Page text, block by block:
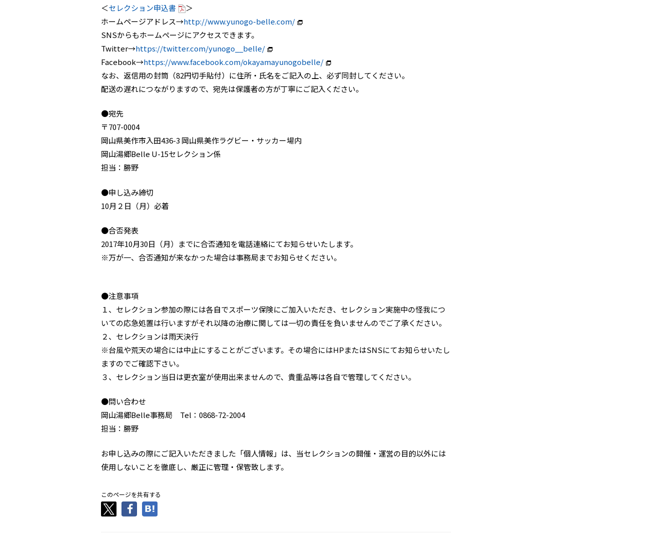
＜セレクション申込書
＞
ホームページアドレス→http://www.yunogo-belle.com/
SNSからもホームページにアクセスできます。
Twitter→https://twitter.com/yunogo__belle/
Facebook→https://www.facebook.com/okayamayunogobelle/
なお、返信用の封筒（82円切手貼付）に住所・氏名をご記入の上、必ず同封してください。
配送の遅れにつながりますので、宛先は保護者の方が丁寧にご記入ください。
●宛先
〒707-0004
岡山県美作市入田436-3 岡山県美作ラグビー・サッカー場内
岡山湯郷Belle U-15セレクション係
担当：勝野
●申し込み締切
10月２日（月）必着
●合否発表
2017年10月30日（月）までに合否通知を電話連絡にてお知らせいたします。
※万が一、合否通知が来なかった場合は事務局までお知らせください。
●注意事項
１、セレクション参加の際には各自でスポーツ保険にご加入いただき、セレクション実施中の怪我につ
いての応急処置は行いますがそれ以降の治療に関しては一切の責任を負いませんのでご了承ください。
２、セレクションは雨天決行
※台風や荒天の場合には中止にすることがございます。その場合にはHPまたはSNSにてお知らせいたし
ますのでご確認下さい。
３、セレクション当日は更衣室が使用出来ませんので、貴重品等は各自で管理してください。
●問い合わせ
岡山湯郷Belle事務局 Tel：0868-72-2004
担当：勝野
お申し込みの際にご記入いただきました「個人情報」は、当セレクションの開催・運営の目的以外には
使用しないことを徹底し、厳正に管理・保管致します。
このページを共有する